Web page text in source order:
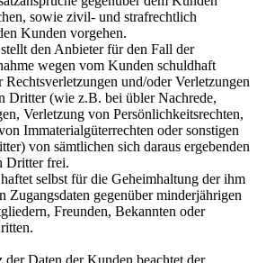
sowie zivil- und strafrechtlich
Kunden vorgehen.
den Anbieter für den Fall der
wegen vom Kunden schuldhaft
Rechtsverletzungen und/oder Verletzungen
Dritter (wie z.B. bei übler Nachrede,
Verletzung von Persönlichkeitsrechten,
Immaterialgüterrechten oder sonstigen
von sämtlichen sich daraus ergebenden
Dritter frei.
selbst für die Geheimhaltung der ihm
Zugangsdaten gegenüber minderjährigen
Freunden, Bekannten oder
der Daten der Kunden beachtet der